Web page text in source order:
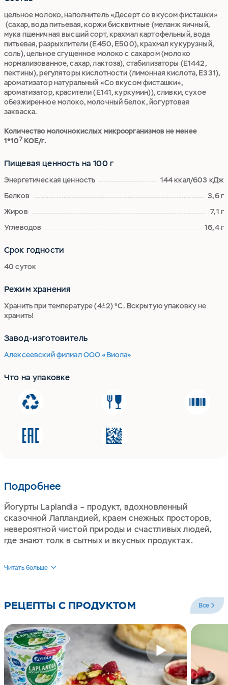
цельное молоко, наполнитель «Десерт со вкусом фисташки»
(сахар, вода питьевая, коржи бисквитные (меланж яичный,
мука пшеничная высший сорт, крахмал картофельный, вода
питьевая, разрыхлители (Е450, Е500), крахмал кукурузный,
соль), цельное сгущенное молоко с сахаром (молоко
нормализованное, сахар, лактоза), стабилизаторы (Е1442,
пектины), регуляторы кислотности (лимонная кислота, Е331),
ароматизатор натуральный «Со вкусом фисташки»,
ароматизатор, красители (Е141, куркумин)), сливки, сухое
обезжиренное молоко, молочный белок, йогуртовая
закваска.
Количество молочнокислых микроорганизмов не менее
1*107 КОЕ/г.
Пищевая ценность на 100 г
Энергетическая ценность
144 ккал/603 кДж
Белков
3,6 г
Жиров
7,1 г
Углеводов
16,4 г
Срок годности
40 суток
Режим хранения
Хранить при температуре (4±2) °С. Вскрытую упаковку не
хранить!
Завод-изготовитель
Алексеевский филиал ООО «Виола»
Что на упаковке
Подробнее
Йогурты Laplandia – продукт, вдохновленный
сказочной Лапландией, краем снежных просторов,
невероятной чистой природы и счастливых людей,
где знают толк в сытных и вкусных продуктах.
Viola Laplandia производятся из настоящих сливок и
прошедших обязательную аттестацию на
соответствие стандартам компании в вопросах
качества молока и содержания животных.
Йогурты обладают высокой жирностью от 7 до 8,5 %,
благодаря чему они получились такими сливочными,
нежными и питательными.
Читать больше
РЕЦЕПТЫ С ПРОДУКТОМ Все